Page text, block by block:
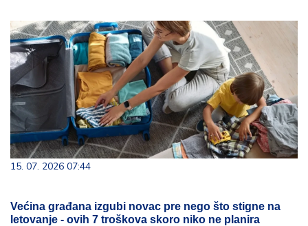
15. 07. 2026 07:44
Većina građana izgubi novac pre nego što stigne na
letovanje - ovih 7 troškova skoro niko ne planira